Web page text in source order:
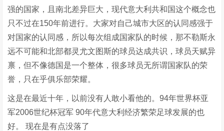
强的国家，且南北差异巨大，现代意大利共和国这个概念也
只不过在150年前进行。大家对自己城市大区的认同感强于
对国家的认同感，所以每次组成国家队的时候，那不勒斯永
远不可能和北部都灵尤文图斯的球员达成共识，球员天赋异
禀，但不像德国是一个整体，很多球员无所谓国家队的荣
誉，只在乎俱乐部荣耀。
这是在最近十年，以前没有人敢小看他的。94年世界杯亚
军2006世纪杯冠军 90年代意大利经济繁荣足球发展的也
好。 现在是有点没落了